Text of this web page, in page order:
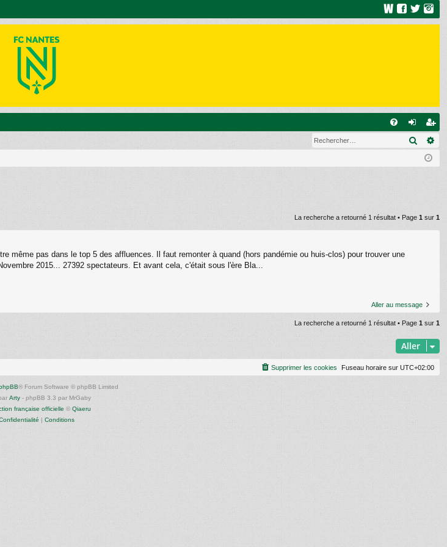
on ns
cri
La recherche a retourné 1 résultat • Page 1 sur 1
même pas dans le top 5 des affluences. Il faut remonter à quand (hors pandémie ou huis-clos) pour trouver une
2015... 27392 spectateurs. Et avant cela, c'était sous l'ère Bla...
Aller au message
La recherche a retourné 1 résultat • Page 1 sur 1
Aller
Fuseau horaire sur UTC+02:00
Supprimer les cookies
® Forum Software © phpBB Limited
Arty - phpBB 3.3 par MrGaby
française officielle © Qiaeru
| Conditions